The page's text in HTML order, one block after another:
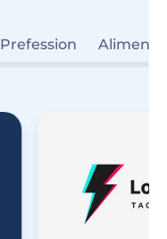
Prefession Aliments